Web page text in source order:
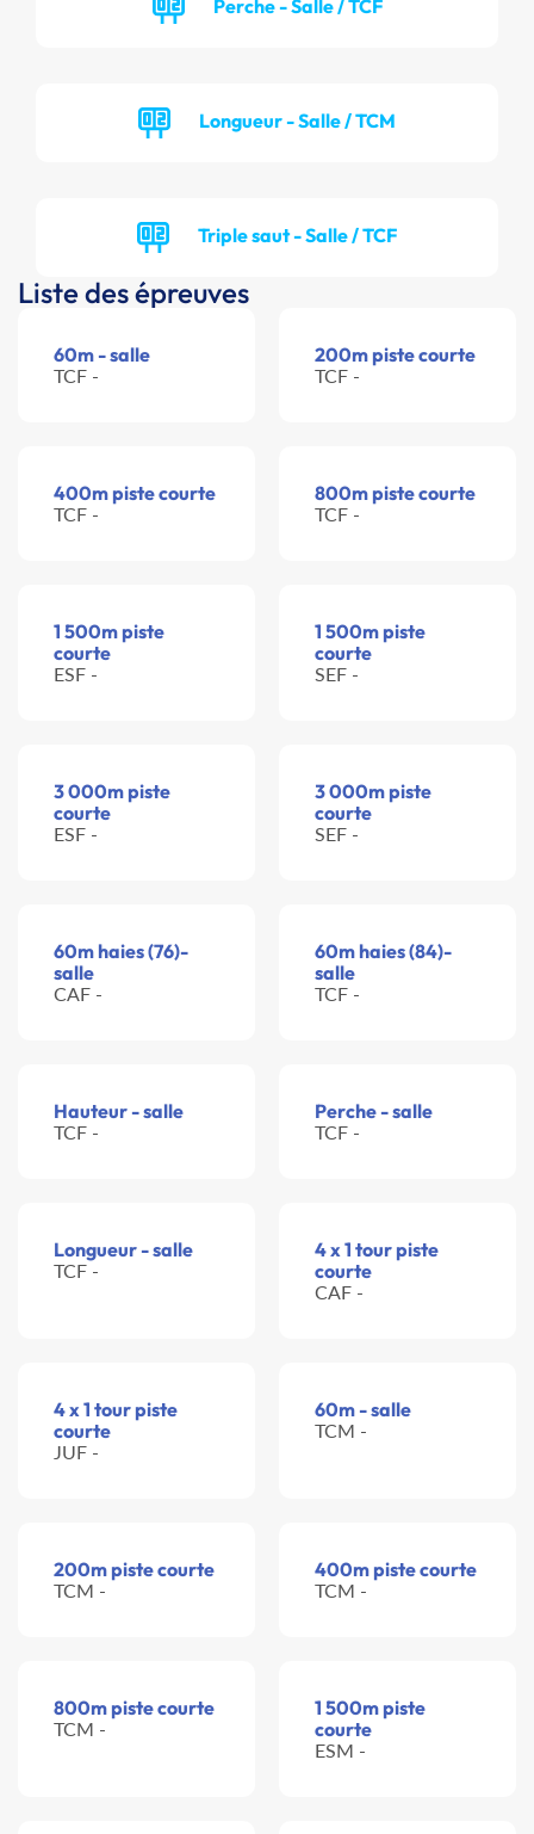
Perche - Salle / TCF
Longueur - Salle / TCM
Triple saut - Salle / TCF
Liste des épreuves
60m - salle
TCF -
200m piste courte
TCF -
400m piste courte
TCF -
800m piste courte
TCF -
1 500m piste
courte
ESF -
1 500m piste
courte
SEF -
3 000m piste
courte
ESF -
3 000m piste
courte
SEF -
60m haies (76)-
salle
CAF -
60m haies (84)-
salle
TCF -
Hauteur - salle
TCF -
Perche - salle
TCF -
Longueur - salle
TCF -
4 x 1 tour piste
courte
CAF -
4 x 1 tour piste
courte
JUF -
60m - salle
TCM -
200m piste courte
TCM -
400m piste courte
TCM -
800m piste courte
TCM -
1 500m piste
courte
ESM -